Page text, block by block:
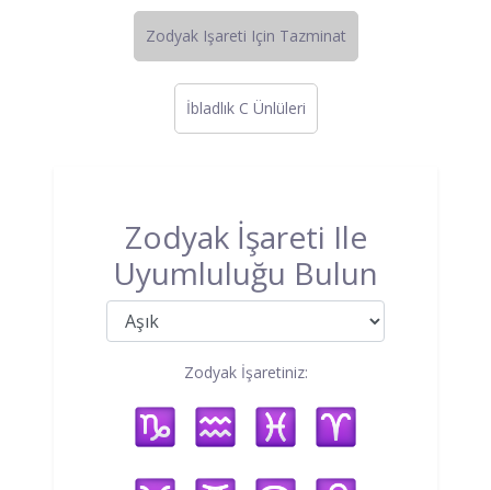
Zodyak Işareti Için Tazminat
İbladlık C Ünlüleri
Zodyak İşareti Ile
Uyumluluğu Bulun
Zodyak İşaretiniz: